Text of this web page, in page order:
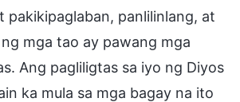
pakikipaglaban, panlilinlang, at
mga tao ay pawang mga
Ang pagliligtas sa iyo ng Diyos
ka mula sa mga bagay na ito